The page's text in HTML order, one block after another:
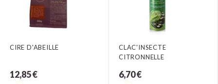
CIRE D'ABEILLE
12,85 €
CLAC'INSECTE
CITRONNELLE
6,70 €